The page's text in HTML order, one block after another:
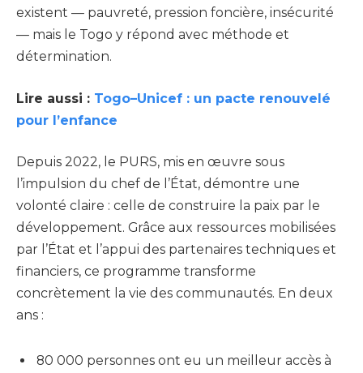
existent — pauvreté, pression foncière, insécurité
— mais le Togo y répond avec méthode et
détermination.
Lire aussi : Togo–Unicef : un pacte renouvelé
pour l’enfance
Depuis 2022, le PURS, mis en œuvre sous
l’impulsion du chef de l’État, démontre une
volonté claire : celle de construire la paix par le
développement. Grâce aux ressources mobilisées
par l’État et l’appui des partenaires techniques et
financiers, ce programme transforme
concrètement la vie des communautés. En deux
ans :
80 000 personnes ont eu un meilleur accès à